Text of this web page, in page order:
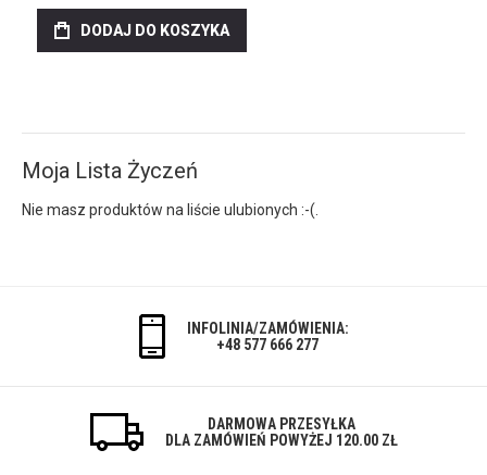
DODAJ DO KOSZYKA
Moja Lista Życzeń
Nie masz produktów na liście ulubionych :-(.
INFOLINIA/ZAMÓWIENIA:
+48 577 666 277
DARMOWA PRZESYŁKA
DLA ZAMÓWIEŃ POWYŻEJ 120.00 ZŁ